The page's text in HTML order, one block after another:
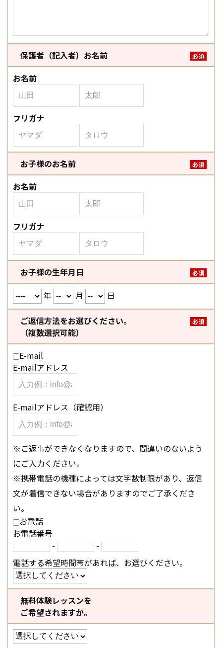
保護者（記入者）お名前 必須
お名前
フリガナ
お子様のお名前 必須
お名前
フリガナ
お子様の生年月日 必須
年 月 日
ご返信方法をお選びください。
（複数選択可能）
必須
E-mail
E-mailアドレス
E-mailアドレス（確認用）
※ご返事ができなくなりますので、間違いのないよう
にご入力ください。
※携帯電話の機種によっては文字数制限があり、返信
文が着信できない場合がありますのでご了承くださ
い。
お電話
お電話番号
-
-
電話する希望時間帯があれば、お選びください。
無料体験レッスンを
ご希望されますか。